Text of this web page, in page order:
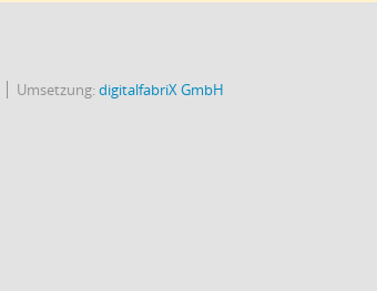
Umsetzung:digitalfabriX GmbH